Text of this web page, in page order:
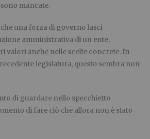
mancate.
una forza di governo lasci
amministrativa di un ente,
valori anche nelle scelte concrete. In
legislatura, questo sembra non
di guardare nello specchietto
di fare ciò che allora non è stato